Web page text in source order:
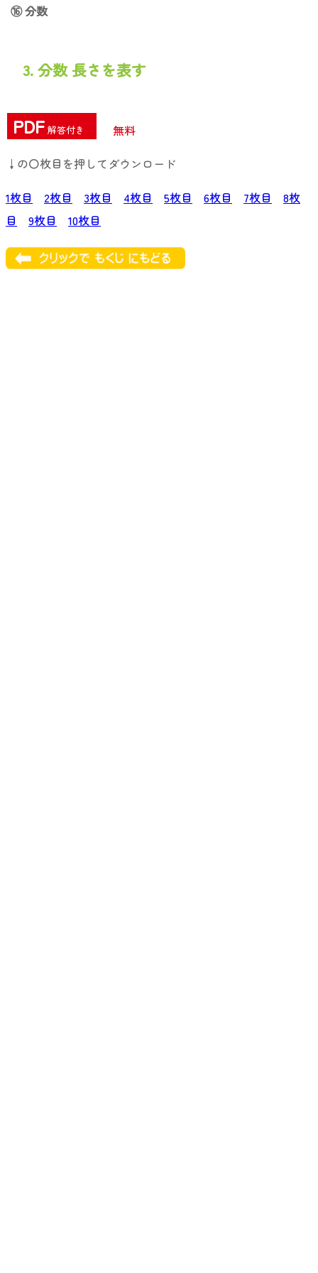
⑯ 分数
3. 分数 長さを表す
PDF 解答付き
無料
↓の〇枚目を押してダウンロード
1枚目
2枚目 3枚目 4枚目 5枚目 6枚目 7枚目
8枚
目
9枚目 10枚目